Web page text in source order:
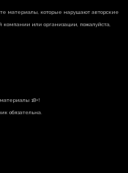
материалы, которые нарушают авторские
или организации, пожалуйста,
18+!
обязательна.